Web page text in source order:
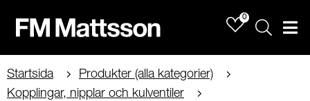
0
Sök
Startsida
Produkter (alla kategorier)
Kopplingar, nipplar och kulventiler